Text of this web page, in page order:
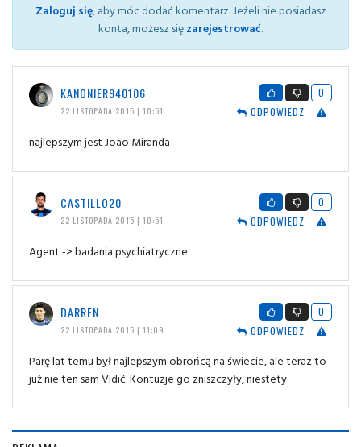
Zaloguj się, aby móc dodać komentarz. Jeżeli nie posiadasz
konta, możesz sięzarejestrować.
KANONIER940106
22 LISTOPADA 2015 | 10:51
0
ODPOWIEDZ
najlepszym jest Joao Miranda
CASTILLO20
22 LISTOPADA 2015 | 10:51
0
ODPOWIEDZ
Agent -> badania psychiatryczne
DARREN
22 LISTOPADA 2015 | 11:09
0
ODPOWIEDZ
Parę lat temu był najlepszym obrońcą na świecie, ale teraz to
już nie ten sam Vidić. Kontuzje go zniszczyły, niestety.